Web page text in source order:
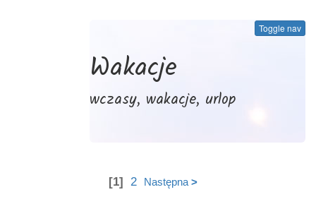
Toggle nav
Wakacje
wczasy, wakacje, urlop
[1] 2 Następna >